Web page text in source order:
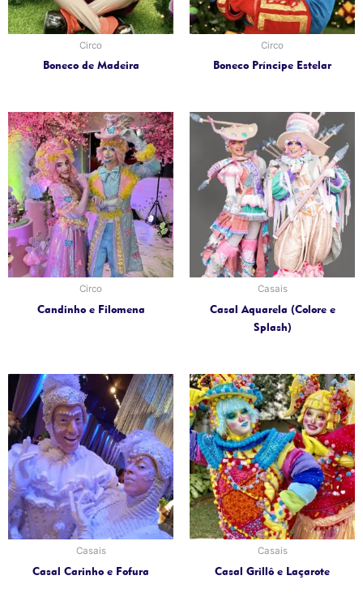
Circo
Boneco de Madeira
Circo
Boneco Príncipe Estelar
Circo
Candinho e Filomena
Casais
Casal Aquarela (Colore e
Splash)
Casais
Casal Carinho e Fofura
Casais
Casal Grillô e Laçarote